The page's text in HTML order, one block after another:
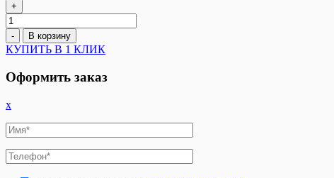
+
Количество
товара
Диван
угловой
«ИСКАНДЕР»
2578
- В корзину
КУПИТЬ В 1 КЛИК
Оформить заказ
x